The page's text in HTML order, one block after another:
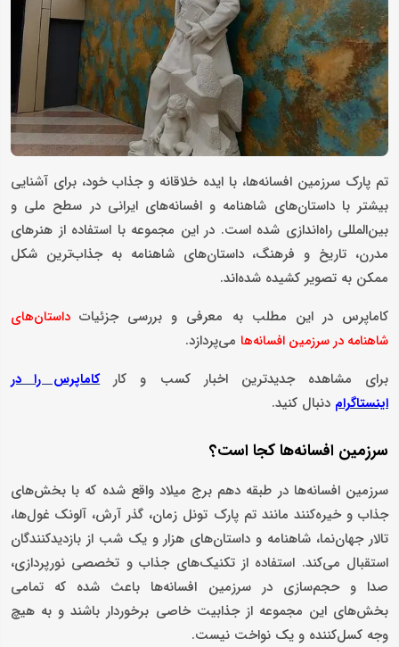
تم پارک سرزمین‌ افسانه‌ها، با ایده‌ خلاقانه و جذاب خود، برای آشنایی
بیشتر با داستان‌های شاهنامه و افسانه‌های ایرانی در سطح ملی و
بین‌المللی راه‌اندازی شده است. در این مجموعه با استفاده از هنرهای
مدرن، تاریخ و فرهنگ، داستان‌های شاهنامه به جذاب‌ترین شکل‌
ممکن به تصویر کشیده شده‌اند.
کاماپرس در این مطلب به معرفی و بررسی جزئیات داستان‌های
شاهنامه در سرزمین افسانه‌ها می‌پردازد.
برای مشاهده جدیدترین اخبار کسب و کارکاماپرس را در
اینستاگرام دنبال کنید.
سرزمین افسانه‌ها کجا است؟
سرزمین افسانه‌ها در طبقه دهم برج میلاد واقع شده که با بخش‌های
جذاب و خیره‌کنند مانند تم پارک تونل زمان، گذر آرش، آلونک غول‌ها،
تالار جهان‌نما، شاهنامه و داستان‌های هزار و یک شب از بازدیدکنندگان
استقبال می‌کند. استفاده از تکنیک‌های جذاب و تخصصی نورپردازی،
صدا و حجم‌سازی در سرزمین افسانه‌ها باعث شده که تمامی
بخش‌های این مجموعه از جذابیت خاصی برخوردار باشند و به هیچ
وجه کسل‌کننده و یک نواخت نیست.